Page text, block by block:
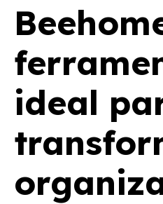
ideal